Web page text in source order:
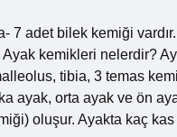
adet bilek kemiği
kemikleri nelerdir?
tibia, 3 temas
ayak, orta ayak ve ön
oluşur. Ayakta kaç